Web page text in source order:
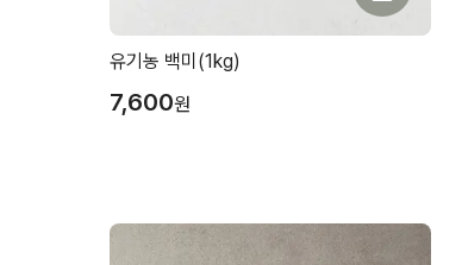
유기농 백미(1kg)
7,600원